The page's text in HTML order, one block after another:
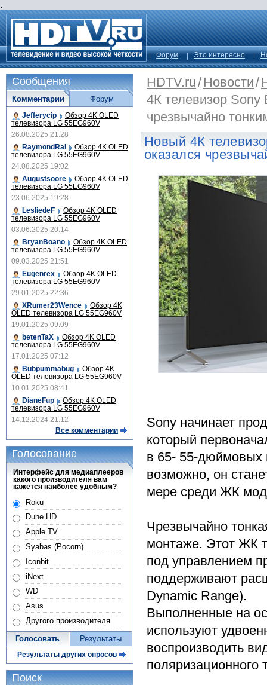
.
Форум Это интересно
HDTV.ru/Новости/
4К телевизор Sony
чрезвычайно
Новый 4К
оказался
Sony начинает
который
в 65- 55-дюймовых
возможно, он
мере среди ЖК
Чрезвычайно
монтаже. Этот ЖК
под управлением
поддерживают
Dynamic Range).
Выполненные на
используют
воспроизводить
поляризационного
Сообщения
Комментарии
Jefferycip Обзор 4K OLED
телевизора LG 55EG960V
26.08.2025 21:28
RaymondRal
Обзор 4K OLED
телевизора LG 55EG960V
24.08.2025 19:02
Augustsoore
Обзор 4K OLED
телевизора LG 55EG960V
23.06.2025 19:28
LesliedeF
Обзор 4K OLED
телевизора LG 55EG960V
03.06.2025 20:14
BryanBoano
Обзор 4K OLED
телевизора LG 55EG960V
09.03.2025 21:51
Eugenrex
Обзор 4K OLED
телевизора LG 55EG960V
29.01.2025 22:36
XRumer23Wence
Обзор 4K
OLED телевизора LG 55EG960V
19.01.2025 09:09
betenTaX
Обзор 4K OLED
телевизора LG 55EG960V
17.01.2025 07:12
Bubpummabug
Обзор 4K
OLED телевизора LG 55EG960V
10.01.2025 08:41
DianeFup
Обзор 4K OLED
телевизора LG 55EG960V
14.12.2024 21:12
Все комментарии
Форум
Голосование
Интерфейс для медиаплееров
какого производителя вам
кажется наиболее удобным?
Roku
Dune HD
Apple TV
Syabas (Pocorn)
Iconbit
iNext
WD
Asus
Другого производителя
Голосовать Результаты
Результаты других опросов
Поиск